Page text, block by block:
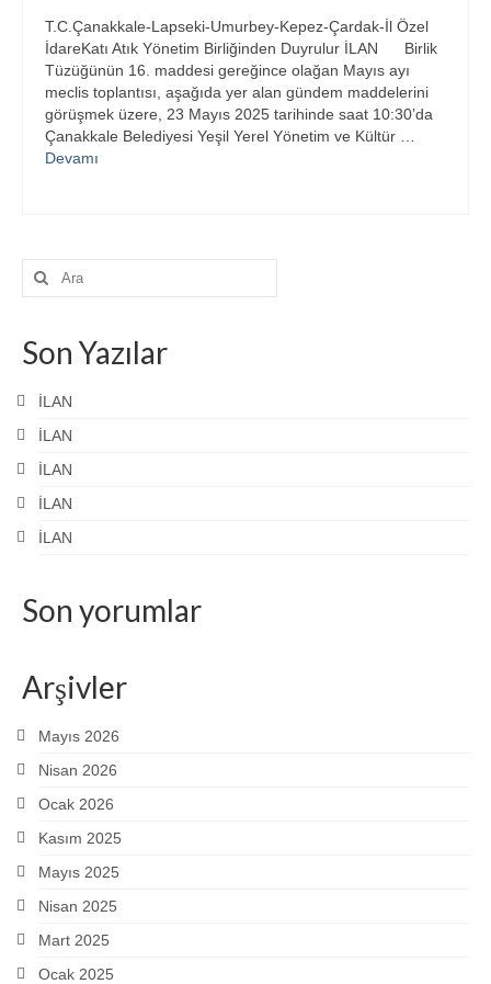
T.C.Çanakkale-Lapseki-Umurbey-Kepez-Çardak-İl Özel
İdareKatı Atık Yönetim Birliğinden Duyrulur İLAN Birlik
Tüzüğünün 16. maddesi gereğince olağan Mayıs ayı
meclis toplantısı, aşağıda yer alan gündem maddelerini
görüşmek üzere, 23 Mayıs 2025 tarihinde saat 10:30’da
Çanakkale Belediyesi Yeşil Yerel Yönetim ve Kültür …
Devamı
Şunu
Son Yazılar
İLAN
İLAN
İLAN
İLAN
İLAN
Son yorumlar
Arşivler
Mayıs 2026
Nisan 2026
Ocak 2026
Kasım 2025
Mayıs 2025
Nisan 2025
Mart 2025
Ocak 2025